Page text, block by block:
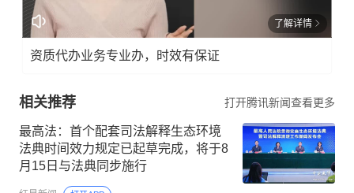
了解详情
资质代办业务专业办，时效有保证
相关推荐 打开腾讯新闻查看更多
最高法：首个配套司法解释生态环境
法典时间效力规定已起草完成，将于8
月15日与法典同步施行